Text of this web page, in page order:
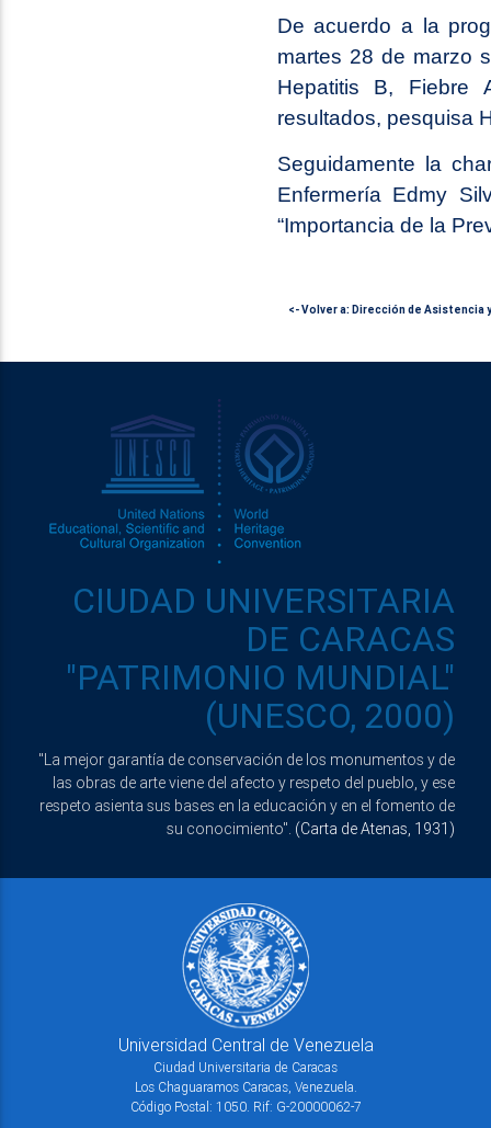
De acuerdo a la
martes 28 de marzo
Hepatitis B, Fiebre
resultados, pesquisa
Seguidamente la
Enfermería Edmy
“Importancia de la
<- Volver a: Dirección de Asistencia
CIUDAD UNIVERSITARIA
DE CARACAS
"PATRIMONIO MUNDIAL"
(UNESCO, 2000)
"La mejor garantía de conservación de los monumentos y de
las obras de arte viene del afecto y respeto del pueblo, y ese
respeto asienta sus bases en la educación y en el fomento de
su conocimiento". (Carta de Atenas, 1931)
Universidad Central de Venezuela
Ciudad Universitaria de Caracas
Los Chaguaramos Caracas, Venezuela.
Código Postal: 1050. Rif: G-20000062-7